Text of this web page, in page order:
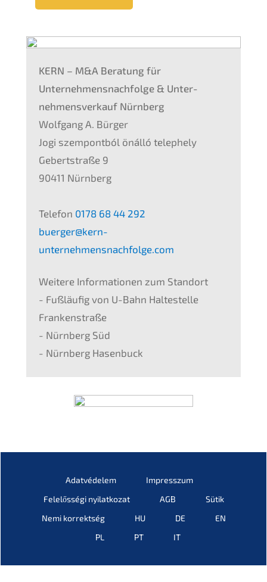
KERN – M&A Beratung für
Unternehmens­nachfolge & Unter­
nehmens­verkauf Nürnberg
Wolfgang A. Bürger
Jogi szempontból önálló teleph­e­ly
Gebert­stra­ße 9
90411 Nürnberg
Telefon 0178 68 44 292
buerger@kern-
unternehmensnachfolge.com
Weite­re Infor­ma­tio­nen zum Stand­ort
- Fußläu­fig von U-Bahn Halte­stel­le
Franken­stra­ße
- Nürnberg Süd
- Nürnberg Hasenbuck
Adatvé­de­lem
Impress­z­um
Felelős­sé­gi nyilatkozat
AGB
Sütik
Nemi korrekt­ség
HU DE
EN
PL
PT IT